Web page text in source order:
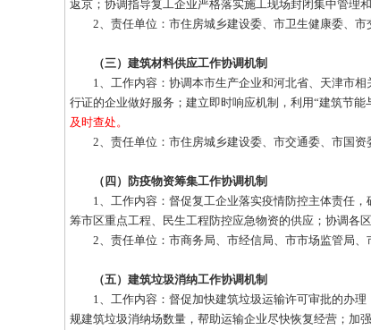
返京；协调指导复工企业严格落实施工现场封闭集中管理
2、责任单位：市住房城乡建设委、市卫生健康委、市
（三）建筑材料供应工作协调机制
1、工作内容：协调本市生产企业和河北省、天津市相
行证的企业做好服务；建立即时响应机制，利用“建筑节
及时查处。
2、责任单位：市住房城乡建设委、市交通委、市国资
（四）防疫物资筹集工作协调机制
1、工作内容：督促复工企业落实疫情防控主体责任，
筹市区重点工程、民生工程防控应急物资的供应；协调各
2、责任单位：市商务局、市经信局、市市场监管局、
（五）建筑垃圾消纳工作协调机制
1、工作内容：督促加快建筑垃圾运输许可审批的办理
规建筑垃圾消纳场数量，帮助运输企业尽快恢复经营；加